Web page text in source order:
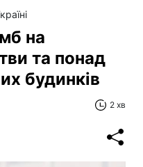
на
та понад
будинків
2 хв